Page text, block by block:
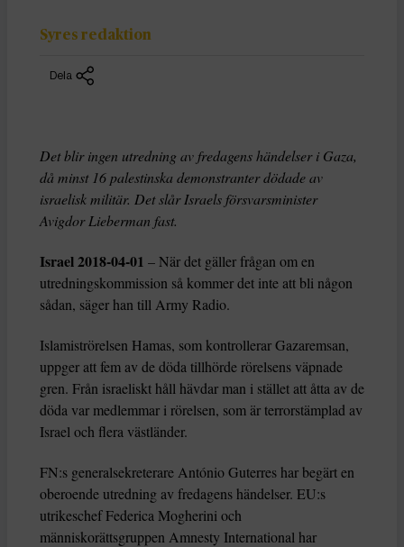
Syres redaktion
Dela
Det blir ingen utredning av fredagens händelser i Gaza,
då minst 16 palestinska demonstranter dödade av
israelisk militär. Det slår Israels försvarsminister
Avigdor Lieberman fast.
Israel 2018-04-01 – När det gäller frågan om en
utredningskommission så kommer det inte att bli någon
sådan, säger han till Army Radio.
Islamiströrelsen Hamas, som kontrollerar Gazaremsan,
uppger att fem av de döda tillhörde rörelsens väpnade
gren. Från israeliskt håll hävdar man i stället att åtta av de
döda var medlemmar i rörelsen, som är terrorstämplad av
Israel och flera västländer.
FN:s generalsekreterare António Guterres har begärt en
oberoende utredning av fredagens händelser. EU:s
utrikeschef Federica Mogherini och
människorättsgruppen Amnesty International har